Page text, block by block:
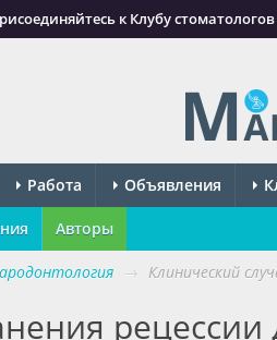
к Клубу
Работа Объявления
Авторы
→ Клинический
рецессии